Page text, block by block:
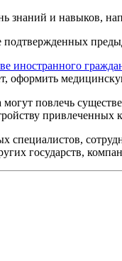
знаний и навыков,
подтвержденных
иностранного
оформить
повлечь
привлеченных
специалистов,
государств,